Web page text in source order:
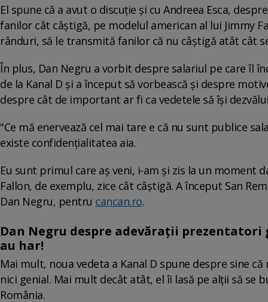
El spune că a avut o discuție și cu Andreea Esca,
fanilor cât câștigă, pe modelul american al lui Jimmy
rânduri, să le transmită fanilor că nu câștigă atât cât
În plus, Dan Negru a vorbit despre salariul pe care îl
de la Kanal D și a început să vorbească și despre
despre cât de important ar fi ca vedetele să își
"Ce mă enervează cel mai tare e că nu sunt publice
existe confidențialitatea aia.
Eu sunt primul care aș veni, i-am și zis la un moment
Fallon, de exemplu, zice cât câștigă. A început San
Dan Negru, pentru cancan.ro.
Dan Negru despre adevărații
au har!
Mai mult, noua vedeta a Kanal D spune despre sine
nici genial. Mai mult decât atât, el îi lasă pe alții să
România.